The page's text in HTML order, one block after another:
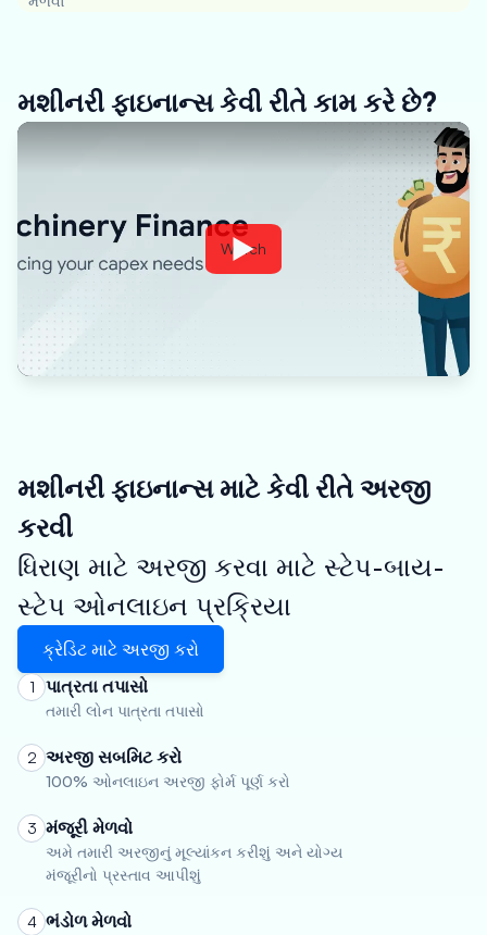
મશીનરી ફાઇનાન્સ કેવી રીતે કામ કરે છે?
Watch
મશીનરી ફાઇનાન્સ માટે કેવી રીતે અરજી
કરવી
ધિરાણ માટે અરજી કરવા માટે સ્ટેપ-બાય-
સ્ટેપ ઓનલાઇન પ્રક્રિયા
ક્રેડિટ માટે અરજી કરો
1 પાત્રતા તપાસો
તમારી લોન પાત્રતા તપાસો
2 અરજી સબમિટ કરો
100% ઓનલાઇન અરજી ફોર્મ પૂર્ણ કરો
3 મંજૂરી મેળવો
અમે તમારી અરજીનું મૂલ્યાંકન કરીશું અને યોગ્ય
મંજૂરીનો પ્રસ્તાવ આપીશું
4 ભંડોળ મેળવો